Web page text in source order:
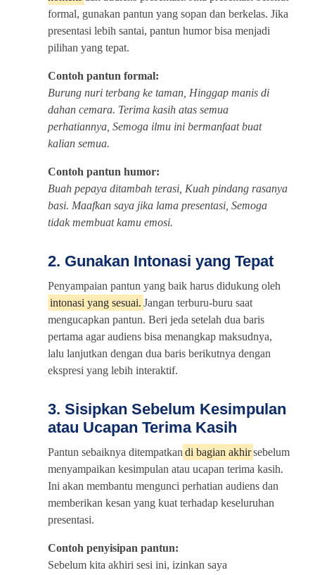
formal, gunakan pantun yang sopan dan berkelas. Jika
presentasi lebih santai, pantun humor bisa menjadi
pilihan yang tepat.
Contoh pantun formal:
Burung nuri terbang ke taman, Hinggap manis di
dahan cemara. Terima kasih atas semua
perhatiannya, Semoga ilmu ini bermanfaat buat
kalian semua.
Contoh pantun humor:
Buah pepaya ditambah terasi, Kuah pindang rasanya
basi. Maafkan saya jika lama presentasi, Semoga
tidak membuat kamu emosi.
2. Gunakan Intonasi yang Tepat
Penyampaian pantun yang baik harus didukung oleh
intonasi yang sesuai. Jangan terburu-buru saat
mengucapkan pantun. Beri jeda setelah dua baris
pertama agar audiens bisa menangkap maksudnya,
lalu lanjutkan dengan dua baris berikutnya dengan
ekspresi yang lebih interaktif.
3. Sisipkan Sebelum Kesimpulan
atau Ucapan Terima Kasih
Pantun sebaiknya ditempatkan di bagian akhirsebelum
menyampaikan kesimpulan atau ucapan terima kasih.
Ini akan membantu mengunci perhatian audiens dan
memberikan kesan yang kuat terhadap keseluruhan
presentasi.
Contoh penyisipan pantun:
Sebelum kita akhiri sesi ini, izinkan saya